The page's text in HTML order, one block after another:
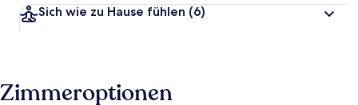
Sich wie zu Hause fühlen (6)
Zimmeroptionen